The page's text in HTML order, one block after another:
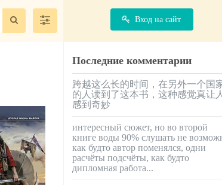
Вход на сайт
Последние комментарии
跨越这么长的时间，在另外一个国
的人读到了这本书，这种感觉真让人
感到奇妙
интересный сюжет, но во второй
книге воды 90% слушать не
как будто автор поменялся, одни
расчёты подсчёты, как будто
дипломная работа...